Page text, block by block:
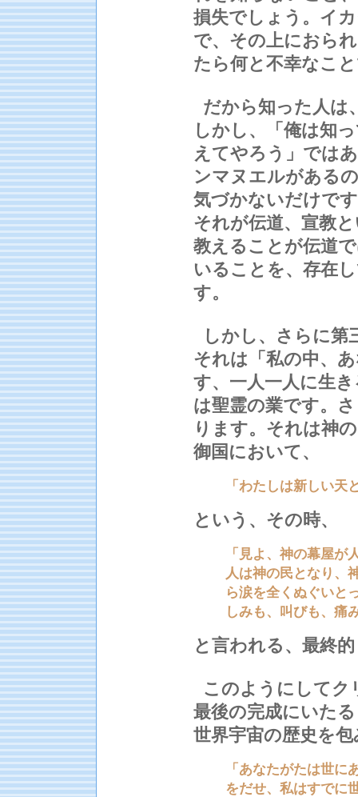
損失でしょう。イ
で、その上におら
たら何と不幸なこ
だから知った人は
しかし、「俺は知
えてやろう」では
ンマヌエルがある
気づかないだけで
それが伝道、宣教
教えることが伝道
いることを、存在
す。
しかし、さらに第
それは「私の中、
す、一人一人に生
は聖霊の業です。
ります。それは神
御国において、
「わたしは新しい天
という、その時、
「見よ、神の幕屋
人は神の民となり、
ら涙を全くぬぐいと
しみも、叫びも、痛
と言われる、最終
このようにしてク
最後の完成にいた
世界宇宙の歴史を
「あなたがたは世
をだせ、私はすでに